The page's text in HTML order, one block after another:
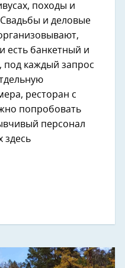
походы и
и деловые
есть банкетный и
под каждый запрос
ресторан с
попробовать
персонал
здесь